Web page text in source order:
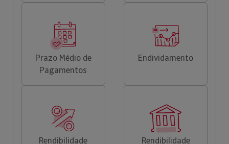
Prazo Médio de
Pagamentos
Endividamento
Rendibilidade
Rendibilidade